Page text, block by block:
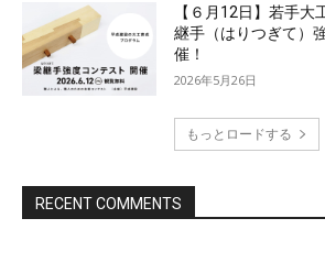
【６月12日】若手
継手（はりつぎて）
催！
2026年5月26日
もっとロードする
RECENT COMMENTS